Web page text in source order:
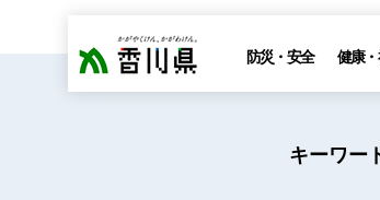
香川県 防災・安全 健康
キーワー